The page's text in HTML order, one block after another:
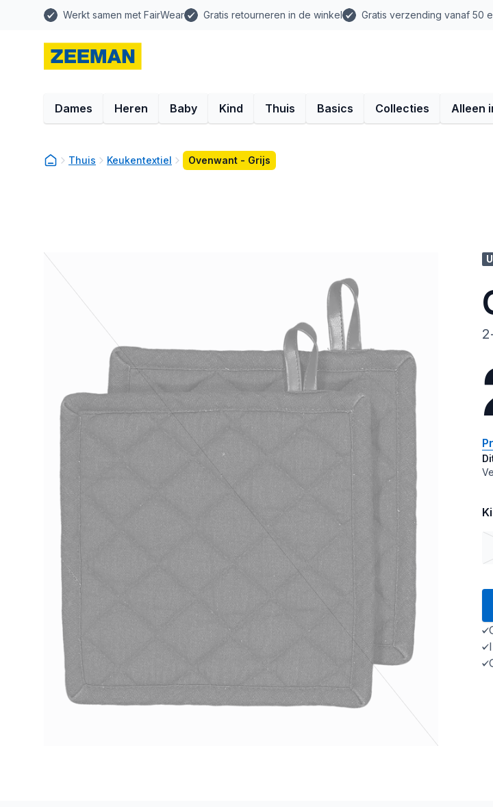
Werkt samen met FairWear Gratis retourneren in de winkel Gratis verzending vanaf 50
Dames Heren Baby Kind Thuis Basics Collecties Alleen
Thuis Keukentextiel Ovenwant - Grijs